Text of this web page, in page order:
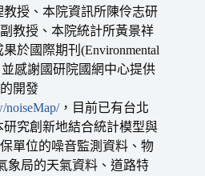
授、本院資訊所陳伶志研
教授、本院統計所黃景祥
於國際期刊(Environmental
並感謝國研院國網中心提供
開發
noiseMap/，目前已有台北
究創新地結合統計模型與
單位的噪音監測資料、物
象局的天氣資料、道路特